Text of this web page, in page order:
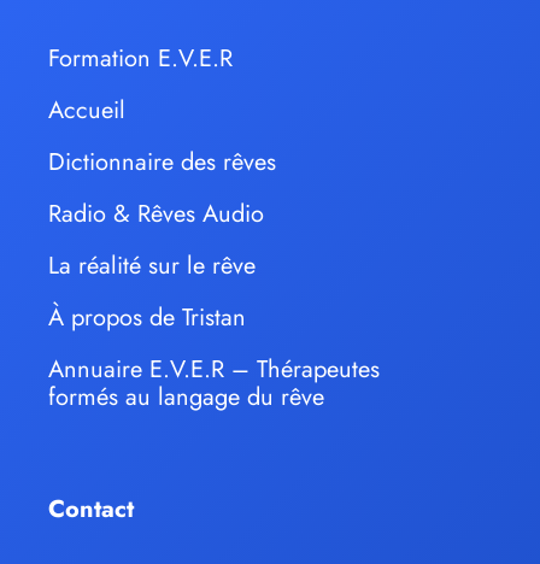
Formation E.V.E.R
Accueil
Dictionnaire des rêves
Radio & Rêves Audio
La réalité sur le rêve
À propos de Tristan
Annuaire E.V.E.R – Thérapeutes
formés au langage du rêve
Contact